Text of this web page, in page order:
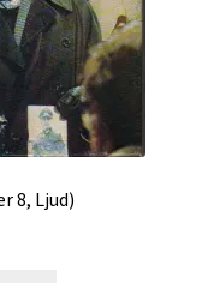
8, Ljud)